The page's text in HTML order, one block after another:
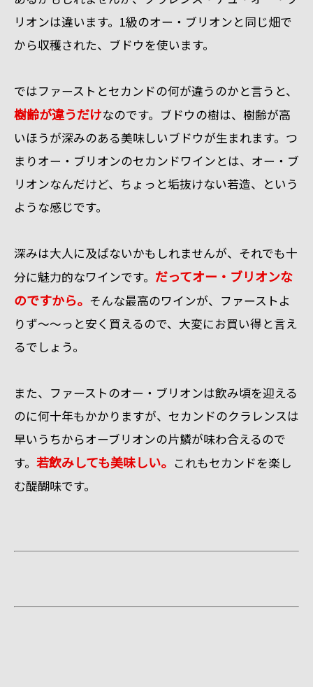
リオンは違います。1級のオー・ブリオンと同じ畑で
から収穫された、ブドウを使います。
ではファーストとセカンドの何が違うのかと言うと、
樹齢が違うだけなのです。ブドウの樹は、樹齢が高
いほうが深みのある美味しいブドウが生まれます。つ
まりオー・ブリオンのセカンドワインとは、オー・ブ
リオンなんだけど、ちょっと垢抜けない若造、という
ような感じです。
深みは大人に及ばないかもしれませんが、それでも十
分に魅力的なワインです。 だってオー・ブリオンな
のですから。 そんな最高のワインが、ファーストよ
りず～～っと安く買えるので、大変にお買い得と言え
るでしょう。
また、ファーストのオー・ブリオンは飲み頃を迎える
のに何十年もかかりますが、セカンドのクラレンスは
早いうちからオーブリオンの片鱗が味わ合えるので
す。 若飲みしても美味しい。 これもセカンドを楽し
む醍醐味です。